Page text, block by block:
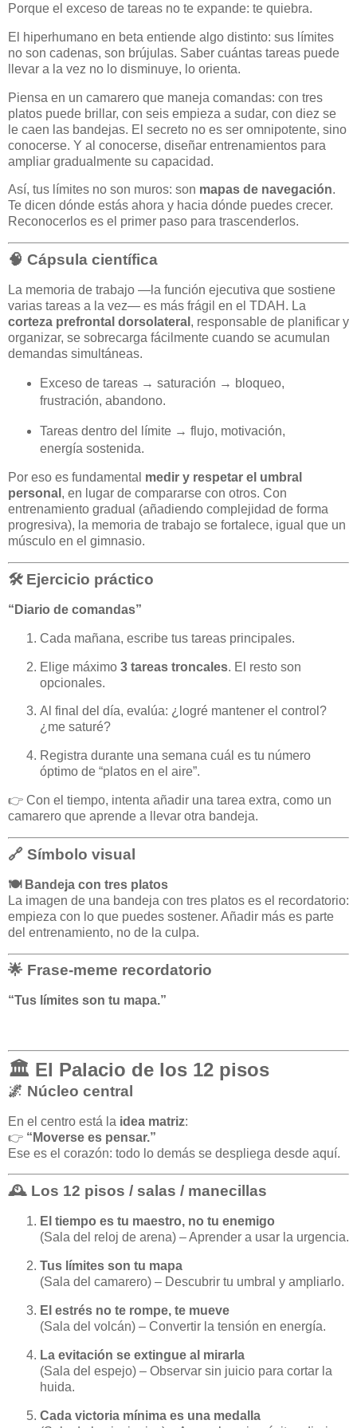
Porque el exceso de tareas no te expande: te quiebra.
El hiperhumano en beta entiende algo distinto: sus límites
no son cadenas, son brújulas. Saber cuántas tareas puede
llevar a la vez no lo disminuye, lo orienta.
Piensa en un camarero que maneja comandas: con tres
platos puede brillar, con seis empieza a sudar, con diez se
le caen las bandejas. El secreto no es ser omnipotente, sino
conocerse. Y al conocerse, diseñar entrenamientos para
ampliar gradualmente su capacidad.
Así, tus límites no son muros: son mapas de navegación.
Te dicen dónde estás ahora y hacia dónde puedes crecer.
Reconocerlos es el primer paso para trascenderlos.
🧠 Cápsula científica
La memoria de trabajo —la función ejecutiva que sostiene
varias tareas a la vez— es más frágil en el TDAH. La
corteza prefrontal dorsolateral , responsable de planificar y
organizar, se sobrecarga fácilmente cuando se acumulan
demandas simultáneas.
Exceso de tareas → saturación → bloqueo,
frustración, abandono.
Tareas dentro del límite → flujo, motivación,
energía sostenida.
Por eso es fundamental medir y respetar el umbral
personal , en lugar de compararse con otros. Con
entrenamiento gradual (añadiendo complejidad de forma
progresiva), la memoria de trabajo se fortalece, igual que un
músculo en el gimnasio.
🛠️ Ejercicio práctico
“Diario de comandas”
Cada mañana, escribe tus tareas principales.
Elige máximo 3 tareas troncales. El resto son
opcionales.
Al final del día, evalúa: ¿logré mantener el control?
¿me saturé?
Registra durante una semana cuál es tu número
óptimo de “platos en el aire”.
👉 Con el tiempo, intenta añadir una tarea extra, como un
camarero que aprende a llevar otra bandeja.
🔗 Símbolo visual
🍽️ Bandeja con tres platos
La imagen de una bandeja con tres platos es el recordatorio:
empieza con lo que puedes sostener. Añadir más es parte
del entrenamiento, no de la culpa.
🌟 Frase-meme recordatorio
“Tus límites son tu mapa.”
🏛️ El Palacio de los 12 pisos
🌌 Núcleo central
En el centro está la idea matriz:
👉 “Moverse es pensar.”
Ese es el corazón: todo lo demás se despliega desde aquí.
🕰️ Los 12 pisos / salas / manecillas
El tiempo es tu maestro, no tu enemigo
(Sala del reloj de arena) – Aprender a usar la urgencia.
Tus límites son tu mapa
(Sala del camarero) – Descubrir tu umbral y ampliarlo.
El estrés no te rompe, te mueve
(Sala del volcán) – Convertir la tensión en energía.
La evitación se extingue al mirarla
(Sala del espejo) – Observar sin juicio para cortar la
huida.
Cada victoria mínima es una medalla